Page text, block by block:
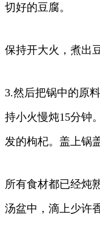
切好的豆腐。
保持开大火，煮出
3.然后把锅中的原
持小火慢炖15分钟
发的枸杞。盖上锅
所有食材都已经炖
汤盆中，滴上少许